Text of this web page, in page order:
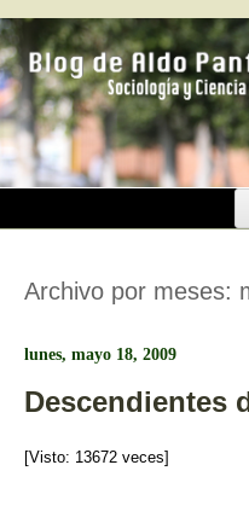
Archivo por meses:
lunes, mayo 18, 2009
Descendientes
[Visto: 13672 veces]